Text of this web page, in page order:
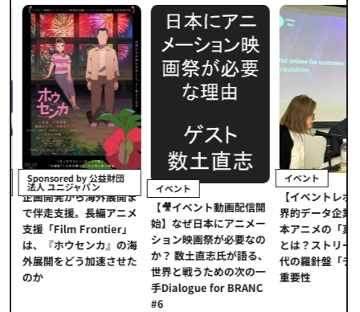
Sponsored by 公益財団
法人 ユニジャパン
企画開発から海外展開ま
で伴走支援。長編アニメ
支援「Film Frontier」
は、『ホウセンカ』の海
外展開をどう加速させた
のか
イベント
【🎥イベント動画配信開
始】なぜ日本にアニメー
ション映画祭が必要なの
か？ 数土直志氏が語る、
世界と戦うための次の一
手Dialogue for BRANC
#6
イベント
【イベントレポ
界的データ企業
本アニメの「真
とは？ストリー
代の羅針盤「デ
重要性